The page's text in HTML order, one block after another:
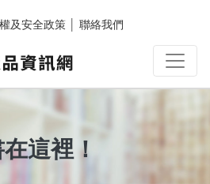
及安全政策 聯絡我們
這裡！